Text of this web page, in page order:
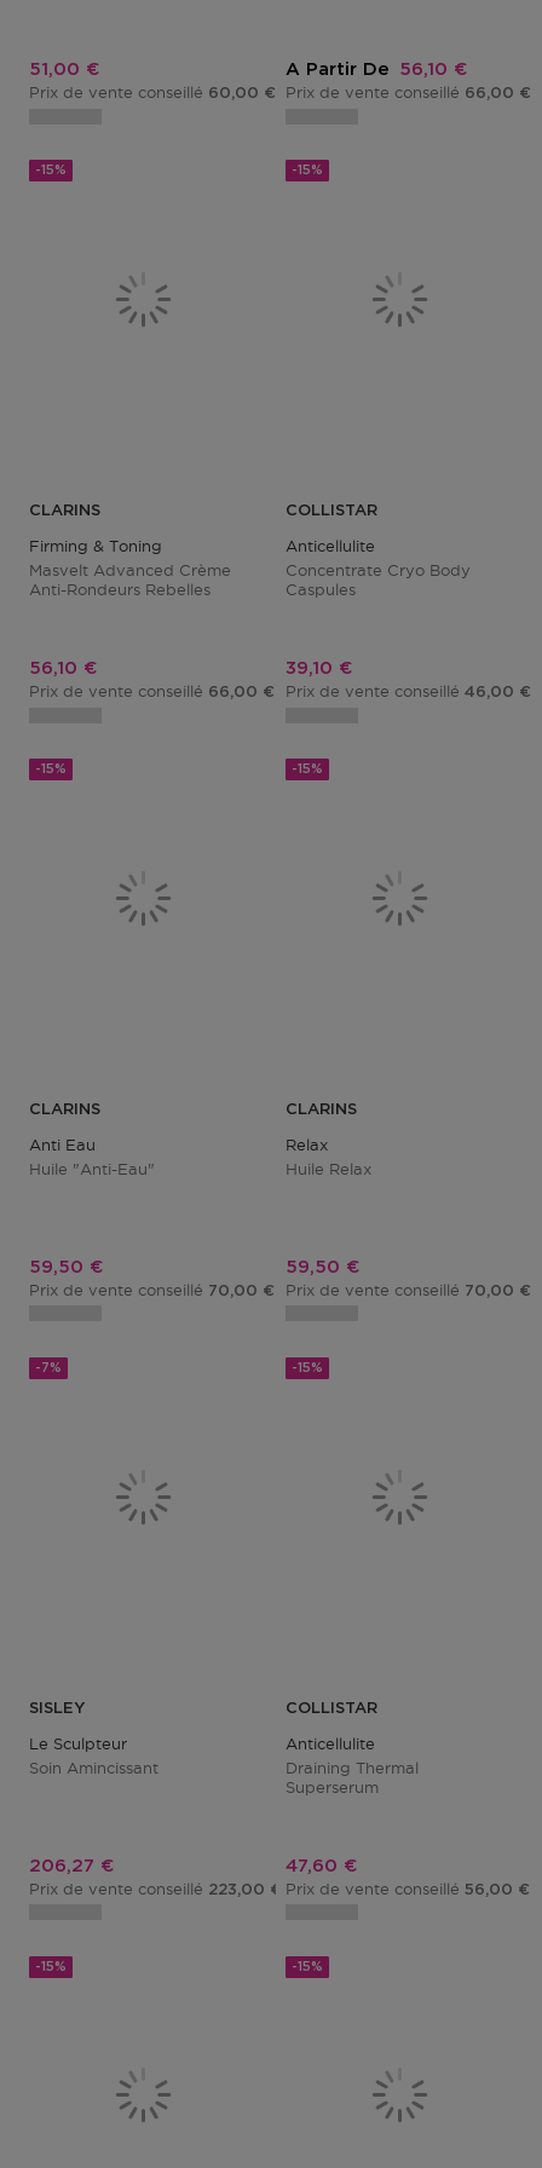
Prix promotionnel
51,00 €
Prix de vente conseillé 60,00 €
A Partir De Prix
56,10 €
Prix de vente conseillé 66,00 €
-15%
CLARINS
Firming & Toning
Masvelt Advanced Crème
Anti-Rondeurs Rebelles
Prix promotionnel
56,10 €
Prix de vente conseillé 66,00 €
-15%
COLLISTAR
Anticellulite
Concentrate Cryo Body
Caspules
Prix promotionnel
39,10 €
Prix de vente conseillé 46,00 €
-15%
CLARINS
Anti Eau
Huile "anti-Eau"
Prix promotionnel
59,50 €
Prix de vente conseillé 70,00 €
-15%
CLARINS
Relax
Huile Relax
Prix promotionnel
59,50 €
Prix de vente conseillé 70,00 €
-7%
SISLEY
Le Sculpteur
Soin Amincissant
Prix promotionnel
206,27 €
Prix de vente conseillé 223,00 €
-15%
COLLISTAR
Anticellulite
Draining Thermal
Superserum
Prix promotionnel
47,60 €
Prix de vente conseillé 56,00 €
-15% -15%